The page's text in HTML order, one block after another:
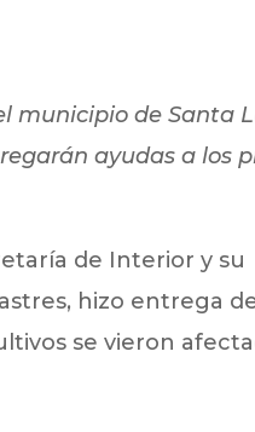
municipio de Santa
ayudas a los
de Interior y su
hizo entrega
se vieron